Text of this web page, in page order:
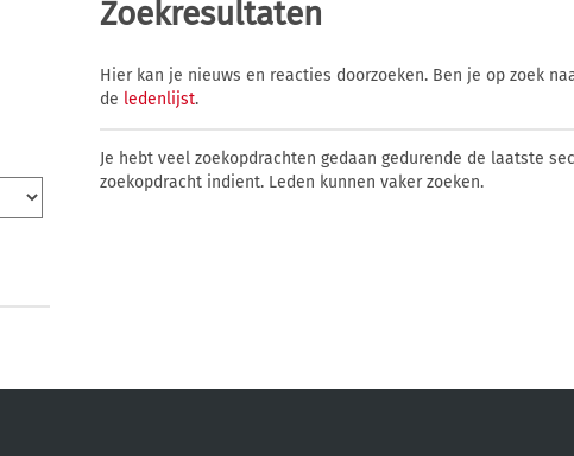
Zoekresultaten
Hier kan je nieuws en reacties doorzoeken. Ben je op zoek
de ledenlijst.
Je hebt veel zoekopdrachten gedaan gedurende de laatste
zoekopdracht indient. Leden kunnen vaker zoeken.